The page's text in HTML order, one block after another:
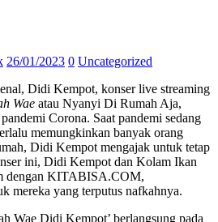
26/01/2023 0 Uncategorized
Didi Kempot, konser live streaming
Wae atau Nyanyi Di Rumah Aja,
Corona. Saat pandemi sedang
memungkinkan banyak orang
Didi Kempot mengajak untuk tetap
ini, Didi Kempot dan Kolam Ikan
dengan KITABISA.COM,
mereka yang terputus nafkahnya.
Wae Didi Kempot’ berlangsung pada